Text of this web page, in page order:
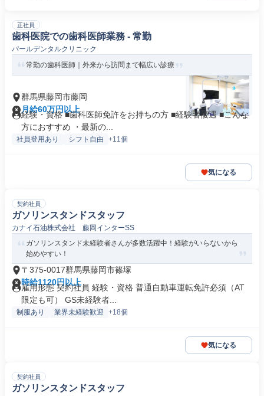
正社員
歯科医院での歯科医師業務 - 常勤
パールデンタルクリニック
常勤の歯科医師｜外来から訪問まで幅広い診療
群馬県藤岡市藤岡
月給60万円以上
経験・資格 ■歯科医師免許をお持ちの方 ■経験者優遇 ■こんな
方におすすめ ・最新の...
社員登用あり シフト自由 +11個
気になる
契約社員
ガソリンスタンドスタッフ
カナイ石油株式会社 藤岡インターSS
ガソリンスタンド未経験者さんが多数活躍中！経験がいらないから
始めやすい！
〒375-0017群馬県藤岡市篠塚
時給1120円以上
雇用形態 契約社員 経験・資格 普通自動車運転免許必須（AT
限定も可） GS未経験者...
制服あり 業界未経験歓迎 +18個
気になる
契約社員
ガソリンスタンドスタッフ